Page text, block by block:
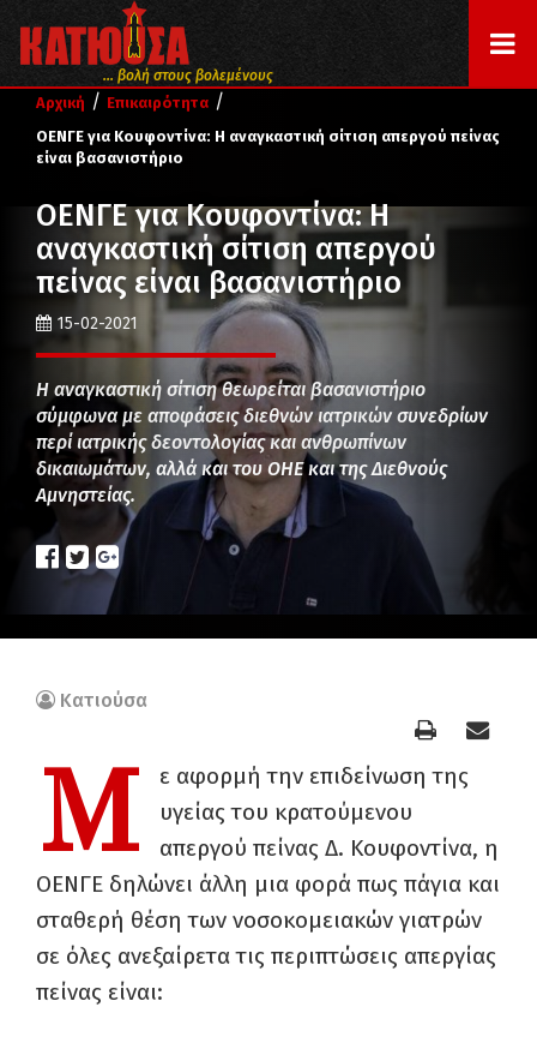
... βολή στους βολεμένους
Αρχική / Επικαιρότητα /
ΟΕΝΓΕ για Κουφοντίνα: Η αναγκαστική σίτιση απεργού πείνας
είναι βασανιστήριο
ΟΕΝΓΕ για Κουφοντίνα: Η
αναγκαστική σίτιση απεργού
πείνας είναι βασανιστήριο
15-02-2021
Η αναγκαστική σίτιση θεωρείται βασανιστήριο
σύμφωνα με αποφάσεις διεθνών ιατρικών συνεδρίων
περί ιατρικής δεοντολογίας και ανθρωπίνων
δικαιωμάτων, αλλά και του ΟΗΕ και της Διεθνούς
Αμνηστείας.
Κατιούσα
Μ
ε αφορμή την επιδείνωση της
υγείας του κρατούμενου
απεργού πείνας Δ. Κουφοντίνα, η
ΟΕΝΓΕ δηλώνει άλλη μια φορά πως πάγια και
σταθερή θέση των νοσοκομειακών γιατρών
σε όλες ανεξαίρετα τις περιπτώσεις απεργίας
πείνας είναι: